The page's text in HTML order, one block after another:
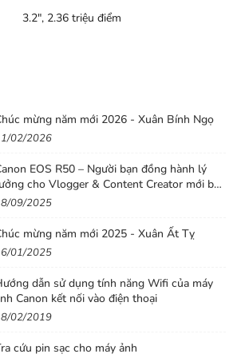
ngoài được kết nối bằng jack cắm âm
để kiểm soát chất lượng tốt hơn và có
cùng hệ thống lấy nét với 273 điểm
trên Z6 với độ bao phủ đến 90%
khung hình. Nhờ vậy, máy có thể đạt
và chính xác cho cả ảnh tĩnh và
mắt choD780, đem lại khả năng theo
xác đối tượng, phù hợp để chụp
động và sắc nét hơn. Hệ thống lấy nét
chế độ ánh sáng yếu xuống -4 EV hoặc
độ AF ánh sáng yếu chuyên dụng cho
3.2″, 2.36 triệu điểm
mừng năm mới 2026 - Xuân Bính Ngọ
02/2026
EOS R50 – Người bạn đồng hành lý
cho Vlogger & Content Creator mới bắt
09/2025
mừng năm mới 2025 - Xuân Ất Tỵ
01/2025
dẫn sử dụng tính năng Wifi của máy
Canon kết nối vào điện thoại
02/2019
cứu pin sạc cho máy ảnh